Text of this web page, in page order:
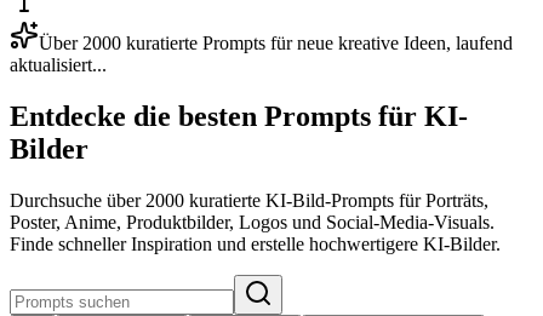
Über 2000 kuratierte Prompts für neue kreative Ideen, laufend
aktualisiert...
Entdecke die besten Prompts für KI-
Bilder
Durchsuche über 2000 kuratierte KI-Bild-Prompts für Porträts,
Poster, Anime, Produktbilder, Logos und Social-Media-Visuals.
Finde schneller Inspiration und erstelle hochwertigere KI-Bilder.